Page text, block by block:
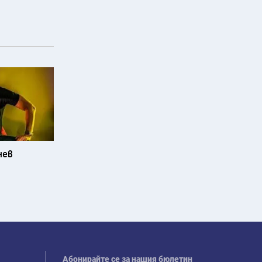
Абонирайте се за нашия бюлетин